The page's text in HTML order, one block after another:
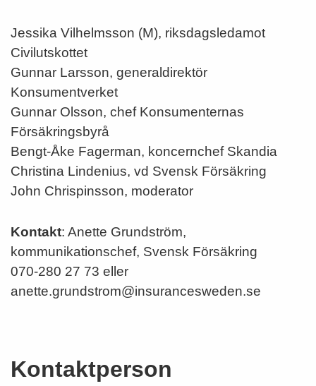
Jessika Vilhelmsson (M), riksdagsledamot
Civilutskottet
Gunnar Larsson, generaldirektör
Konsumentverket
Gunnar Olsson, chef Konsumenternas
Försäkringsbyrå
Bengt-Åke Fagerman, koncernchef Skandia
Christina Lindenius, vd Svensk Försäkring
John Chrispinsson, moderator
Kontakt: Anette Grundström,
kommunikationschef, Svensk Försäkring
070-280 27 73 eller
anette.grundstrom@insurancesweden.se
Kontaktperson